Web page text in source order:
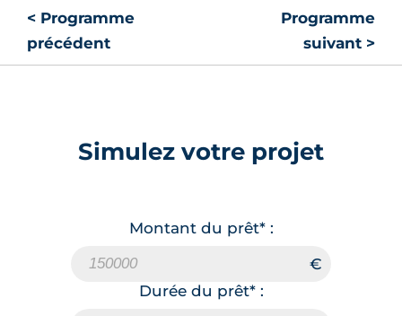
< Programme
précédent
Programme
suivant >
Simulez votre projet
Montant du prêt* :
Durée du prêt* :